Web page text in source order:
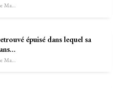
Sébastien-Étienne Marechal
épuisé dans lequel sa
Sébastien-Étienne Marechal